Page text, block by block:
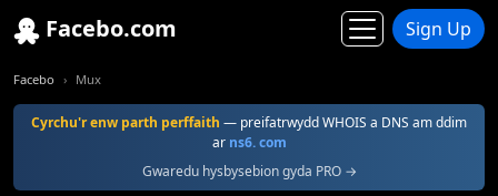
Facebo.com Sign Up
Facebo Mux
Cyrchu'r enw parth perffaith — preifatrwydd WHOIS a DNS am ddim
ar ns6. com
Gwaredu hysbysebion gyda PRO →